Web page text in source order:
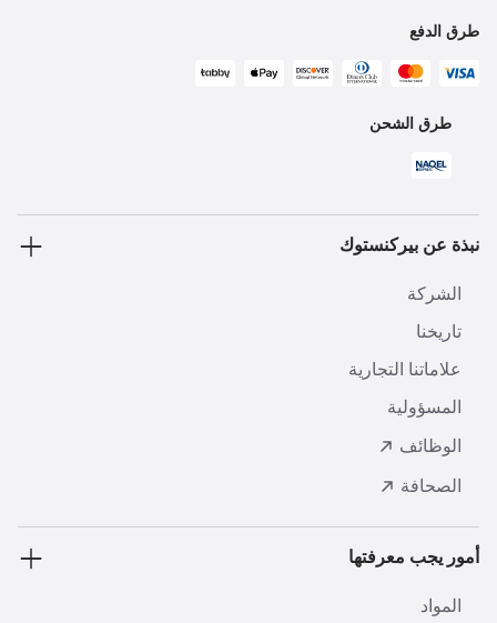
طرق الدفع
طرق الشحن
نبذة عن بيركنستوك
الشركة
تاريخنا
علاماتنا التجارية
المسؤولية
الوظائف
الصحافة
أمور يجب معرفتها
المواد